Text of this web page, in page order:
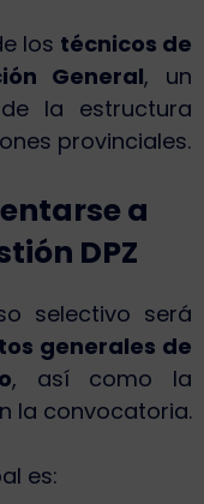
los técnicos de
General, un
la estructura
provinciales.
a
DPZ
selectivo será
generales de
, así como la
la convocatoria.
es: